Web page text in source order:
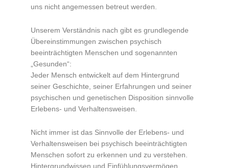
uns nicht angemessen betreut werden.
Unserem Verständnis nach gibt es grundlegende
Übereinstimmungen zwischen psychisch
beeinträchtigten Menschen und sogenannten
„Gesunden“:
Jeder Mensch entwickelt auf dem Hintergrund
seiner Geschichte, seiner Erfahrungen und seiner
psychischen und genetischen Disposition sinnvolle
Erlebens- und Verhaltensweisen.
Nicht immer ist das Sinnvolle der Erlebens- und
Verhaltensweisen bei psychisch beeinträchtigten
Menschen sofort zu erkennen und zu verstehen.
Hintergrundwissen und Einfühlungsvermögen